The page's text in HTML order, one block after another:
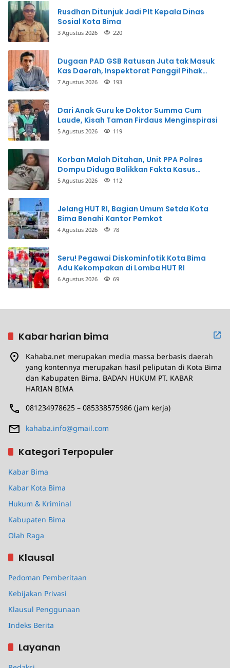
Rusdhan Ditunjuk Jadi Plt Kepala Dinas
Sosial Kota Bima
3 Agustus 2026 220
Dugaan PAD GSB Ratusan Juta tak Masuk
Kas Daerah, Inspektorat Panggil Pihak
Terkait
7 Agustus 2026 193
Dari Anak Guru ke Doktor Summa Cum
Laude, Kisah Taman Firdaus Menginspirasi
5 Agustus 2026 119
Korban Malah Ditahan, Unit PPA Polres
Dompu Diduga Balikkan Fakta Kasus
Penganiayaan
5 Agustus 2026 112
Jelang HUT RI, Bagian Umum Setda Kota
Bima Benahi Kantor Pemkot
4 Agustus 2026 78
Seru! Pegawai Diskominfotik Kota Bima
Adu Kekompakan di Lomba HUT RI
6 Agustus 2026 69
Kabar harian bima
Kahaba.net merupakan media massa berbasis daerah
yang kontennya merupakan hasil peliputan di Kota Bima
dan Kabupaten Bima. BADAN HUKUM PT. KABAR
HARIAN BIMA
081234978625 – 085338575986 (jam kerja)
kahaba.info@gmail.com
Kategori Terpopuler
Kabar Bima
Kabar Kota Bima
Hukum & Kriminal
Kabupaten Bima
Olah Raga
Klausal
Pedoman Pemberitaan
Kebijakan Privasi
Klausul Penggunaan
Indeks Berita
Layanan